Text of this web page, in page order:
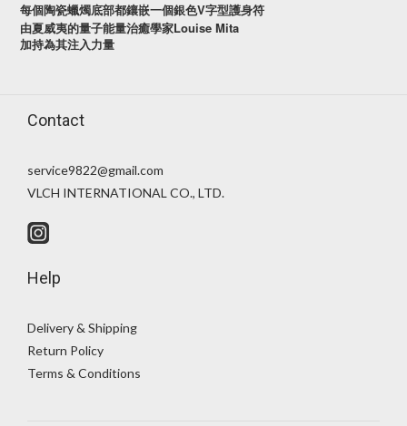
每個陶瓷蠟燭底部都鑲嵌一個銀色V字型護身符
由夏威夷的量子能量治癒學家Louise Mita
加持為其注入力量
Contact
service9822@gmail.com
VLCH INTERNATIONAL CO., LTD.
Help
Delivery & Shipping
Return Policy
Terms & Conditions